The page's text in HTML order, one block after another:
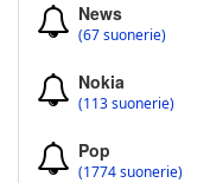
News
(67 suonerie)
Nokia
(113 suonerie)
Pop
(1774 suonerie)